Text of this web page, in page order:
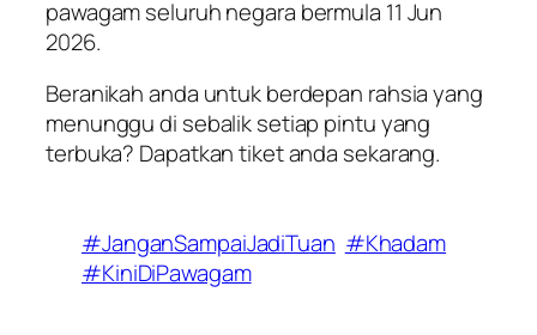
pawagam seluruh negara bermula 11 Jun
2026.
Beranikah anda untuk berdepan rahsia yang
menunggu di sebalik setiap pintu yang
terbuka? Dapatkan tiket anda sekarang.
#JanganSampaiJadiTuan #Khadam
#KiniDiPawagam